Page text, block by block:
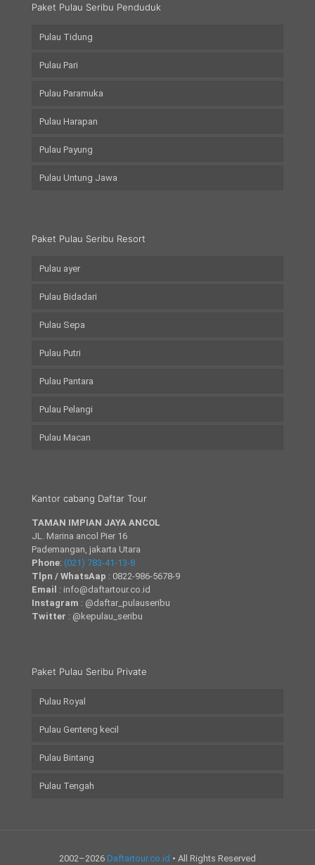
Paket Pulau Seribu Penduduk
Pulau Tidung
Pulau Pari
Pulau Paramuka
Pulau Harapan
Pulau Payung
Pulau Untung Jawa
Paket Pulau Seribu Resort
Pulau ayer
Pulau Bidadari
Pulau Sepa
Pulau Putri
Pulau Pantara
Pulau Pelangi
Pulau Macan
Kantor cabang Daftar Tour
TAMAN IMPIAN JAYA ANCOL
JL. Marina ancol Pier 16
Pademangan, jakarta Utara
Phone: (021) 783-41-13-8
Tlpn / WhatsAap : 0822-986-5678-9
Email : info@daftartour.co.id
Instagram : @daftar_pulauseribu
Twitter : @kepulau_seribu
Paket Pulau Seribu Private
Pulau Royal
Pulau Genteng kecil
Pulau Bintang
Pulau Tengah
2002–2026 Daftartour.co.id • All Rights Reserved